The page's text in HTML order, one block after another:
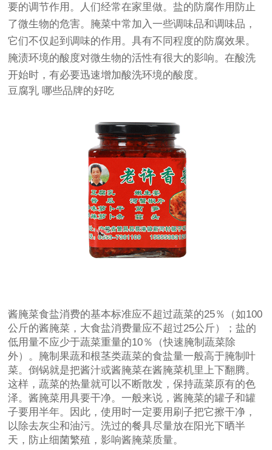
要的调节作用。人们经常在家里做。盐的防腐作用防止
了微生物的危害。腌菜中常加入一些调味品和调味品，
它们不仅起到调味的作用。具有不同程度的防腐效果。
腌渍环境的酸度对微生物的活性有很大的影响。在酸洗
开始时，有必要迅速增加酸洗环境的酸度。
豆腐乳 哪些品牌的好吃
酱腌菜食盐消费的基本标准应不超过蔬菜的25％（如100
公斤的酱腌菜，大食盐消费量应不超过25公斤）；盐的
低用量不应少于蔬菜重量的10％（快速腌制蔬菜除
外）。腌制果蔬和根茎类蔬菜的食盐量一般高于腌制叶
菜。倒锅就是把酱汁或酱腌菜在酱腌菜机里上下翻腾。
这样，蔬菜的热量就可以不断散发，保持蔬菜原有的色
泽。酱腌菜用具要干净。一般来说，酱腌菜的罐子和罐
子要用半年。因此，使用时一定要用刷子把它擦干净，
以除去灰尘和油污。洗过的餐具尽量放在阳光下晒半
天，防止细菌繁殖，影响酱腌菜质量。